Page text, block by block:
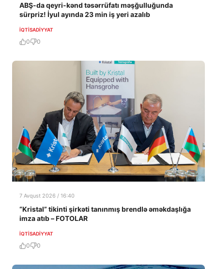
ABŞ-da qeyri-kənd təsərrüfatı məşğulluğunda
sürpriz! İyul ayında 23 min iş yeri azalıb
İQTISADIYYAT
0 0
7 Avqust 2026 / 16:40
“Kristal” tikinti şirkəti tanınmış brendlə əməkdaşlığa
imza atıb – FOTOLAR
İQTISADIYYAT
0 0